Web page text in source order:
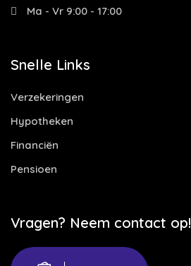
Ma - Vr 9:00 - 17:00
Snelle Links
Verzekeringen
Hypotheken
Financiën
Pensioen
Vragen? Neem contact op!